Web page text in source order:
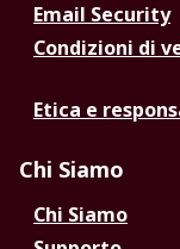
Email Security
Condizioni di
Etica e
Chi Siamo
Chi Siamo